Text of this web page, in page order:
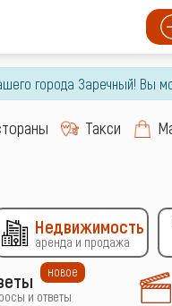
города Заречный! Вы
Такси
Недвижимость
аренда и продажа
и ответы
новое